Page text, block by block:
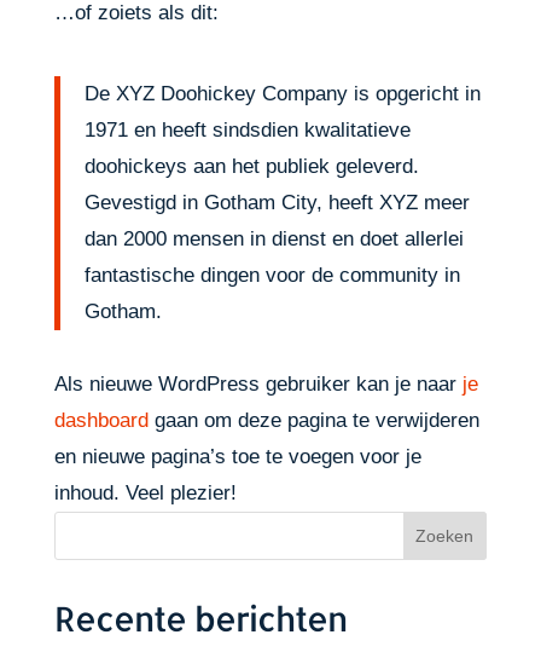
…of zoiets als dit:
De XYZ Doohickey Company is opgericht in
1971 en heeft sindsdien kwalitatieve
doohickeys aan het publiek geleverd.
Gevestigd in Gotham City, heeft XYZ meer
dan 2000 mensen in dienst en doet allerlei
fantastische dingen voor de community in
Gotham.
Als nieuwe WordPress gebruiker kan je naar je
dashboard gaan om deze pagina te verwijderen
en nieuwe pagina’s toe te voegen voor je
inhoud. Veel plezier!
Recente berichten